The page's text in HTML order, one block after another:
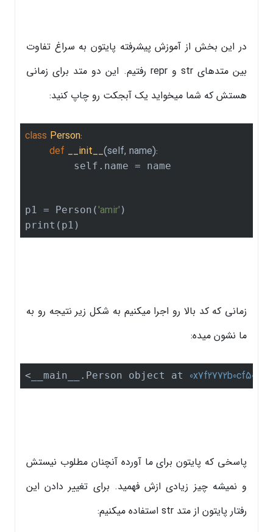
در این بخش از آموزش پیشرفته پایتون به سراغ تفاوت
بین متدهای str و repr رفتیم. این دو متد برای زمانی
هستش که شما میخواید یک آبجکت رو چاپ کنید:
class Person:
def __init__(self, name):
        self.name = name
p1 = Person('amir' )
print(p1)
زمانی که کد بالا رو اجرا میکنیم به شکل زیر نتیجه رو به
ما نشون میده:
<__main__.Person object at 0x7f2772b0cf50
پاسخی که پایتون برای ما آورده آنچنان مطلوب نیستش
و نمیشه چیز زیادی ازش فهمید. برای تغییر دادن این
رفتار پایتون از متد str استفاده میکنیم: